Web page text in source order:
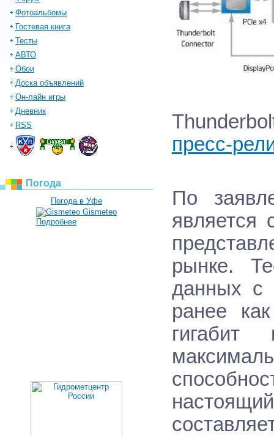
Фотоальбомы
Гостевая книга
Тесты
АВТО
Обои
Доска объявлений
Он-лайн игры
Дневник
RSS
Погода
Погода в Уфе
Gismeteo
Подробнее
пресс-
По
является
рынке.
данных с
ранее